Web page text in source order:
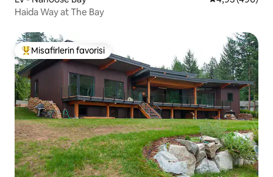
Haida Way at The Bay
Misafirlerin favorilerinden en beğenilenler arasında
Misafirlerin favorisi